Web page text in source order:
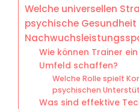
Welche universellen
psychische
Wie können Trainer
Umfeld schaffen?
Welche Rolle spielt
psychischen
Was sind effektive